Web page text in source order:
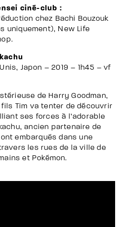
ciné-club :
chez Bachi Bouzouk
uniquement), New Life
Japon – 2019 – 1h45 – vf
de Harry Goodman,
Tim va tenter de découvrir
ses forces à l’adorable
ancien partenaire de
embarqués dans une
les rues de la ville de
et Pokémon.